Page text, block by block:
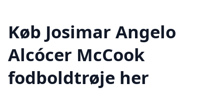
Køb Josimar Angelo
Alcócer McCook
fodboldtrøje her